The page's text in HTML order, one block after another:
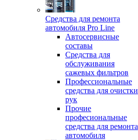
Средства для ремонта
автомобиля Pro Line
Автосервисные
составы
Средства для
обслуживания
сажевых фильтров
Профессиональные
средства для очистки
рук
Прочие
професиональные
средства для ремонта
автомобиля